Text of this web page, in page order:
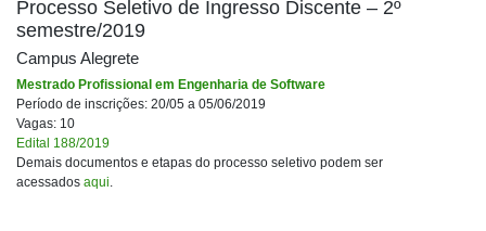
Processo Seletivo de Ingresso Discente – 2º
semestre/2019
Campus Alegrete
Mestrado Profissional em Engenharia de Software
Período de inscrições: 20/05 a 05/06/2019
Vagas: 10
Edital 188/2019
Demais documentos e etapas do processo seletivo podem ser
acessados aqui.